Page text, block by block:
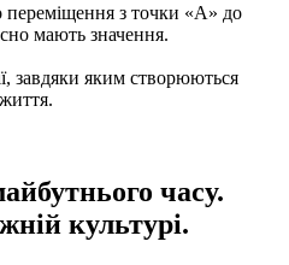
переміщення з точки «А» до
мають значення.
завдяки яким створюються
часу.
культурі.